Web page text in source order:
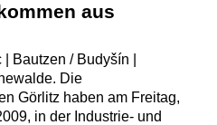
aus
Bautzen / Budyšín |
Die
Görlitz haben am Freitag,
in der Industrie- und